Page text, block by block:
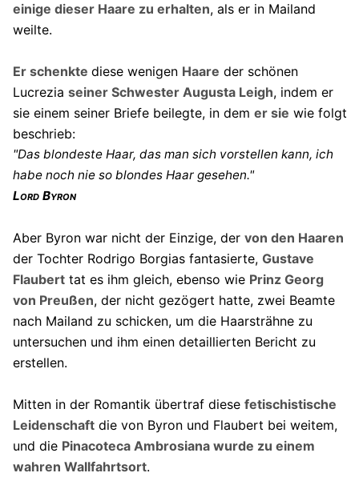
einige dieser Haare zu erhalten, als er in Mailand
weilte.
Er schenkte diese wenigen Haare der schönen
Lucrezia seiner Schwester Augusta Leigh, indem er
sie einem seiner Briefe beilegte, in dem er sie wie folgt
beschrieb:
"Das blondeste Haar, das man sich vorstellen kann, ich
habe noch nie so blondes Haar gesehen."
Lord Byron
Aber Byron war nicht der Einzige, der von den Haaren
der Tochter Rodrigo Borgias fantasierte, Gustave
Flauberttat es ihm gleich, ebenso wie Prinz Georg
von Preußen, der nicht gezögert hatte, zwei Beamte
nach Mailand zu schicken, um die Haarsträhne zu
untersuchen und ihm einen detaillierten Bericht zu
erstellen.
Mitten in der Romantik übertraf diese fetischistische
Leidenschaftdie von Byron und Flaubert bei weitem,
und die Pinacoteca Ambrosiana wurde zu einem
wahren Wallfahrtsort.